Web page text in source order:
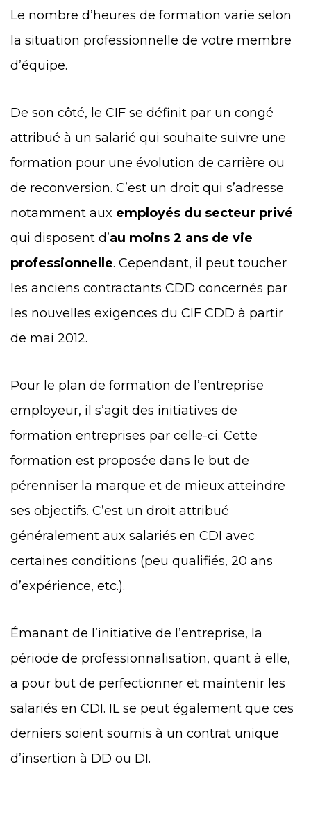
Le nombre d’heures de formation varie selon
la situation professionnelle de votre membre
d’équipe.
De son côté, le CIF se définit par un congé
attribué à un salarié qui souhaite suivre une
formation pour une évolution de carrière ou
de reconversion. C’est un droit qui s’adresse
notamment aux employés du secteur privé
qui disposent d’au moins 2 ans de vie
professionnelle. Cependant, il peut toucher
les anciens contractants CDD concernés par
les nouvelles exigences du CIF CDD à partir
de mai 2012.
Pour le plan de formation de l’entreprise
employeur, il s’agit des initiatives de
formation entreprises par celle-ci. Cette
formation est proposée dans le but de
pérenniser la marque et de mieux atteindre
ses objectifs. C’est un droit attribué
généralement aux salariés en CDI avec
certaines conditions (peu qualifiés, 20 ans
d’expérience, etc.).
Émanant de l’initiative de l’entreprise, la
période de professionnalisation, quant à elle,
a pour but de perfectionner et maintenir les
salariés en CDI. IL se peut également que ces
derniers soient soumis à un contrat unique
d’insertion à DD ou DI.